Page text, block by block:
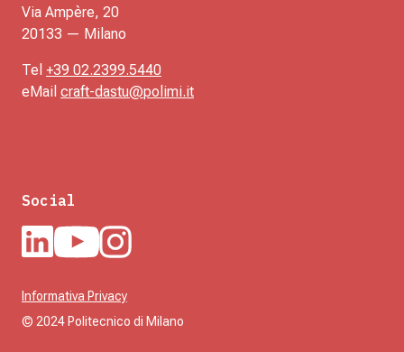
Via Ampère, 20
20133 — Milano
Tel +39 02.2399.5440
eMail craft-dastu@polimi.it
Social
Informativa Privacy
© 2024 Politecnico di Milano